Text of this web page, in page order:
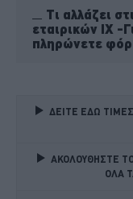
Τι αλλάζει
εταιρικών ΙΧ -
πληρώνετε
ΔΕΙΤΕ ΕΔΩ
ΑΚΟΛΟΥΘΗΣΤΕ
ΟΛΑ